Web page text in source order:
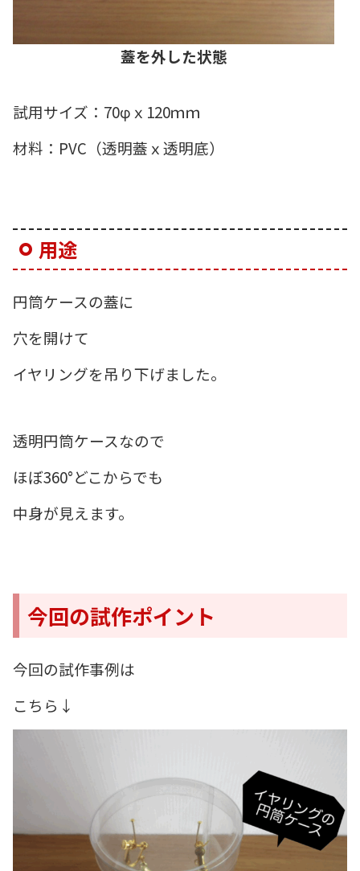
蓋を外した状態
試用サイズ：70φｘ120ｍｍ
材料：PVC（透明蓋ｘ透明底）
用途
円筒ケースの蓋に
穴を開けて
イヤリングを吊り下げました。
透明円筒ケースなので
ほぼ360°どこからでも
中身が見えます。
今回の試作ポイント
今回の試作事例は
こちら↓